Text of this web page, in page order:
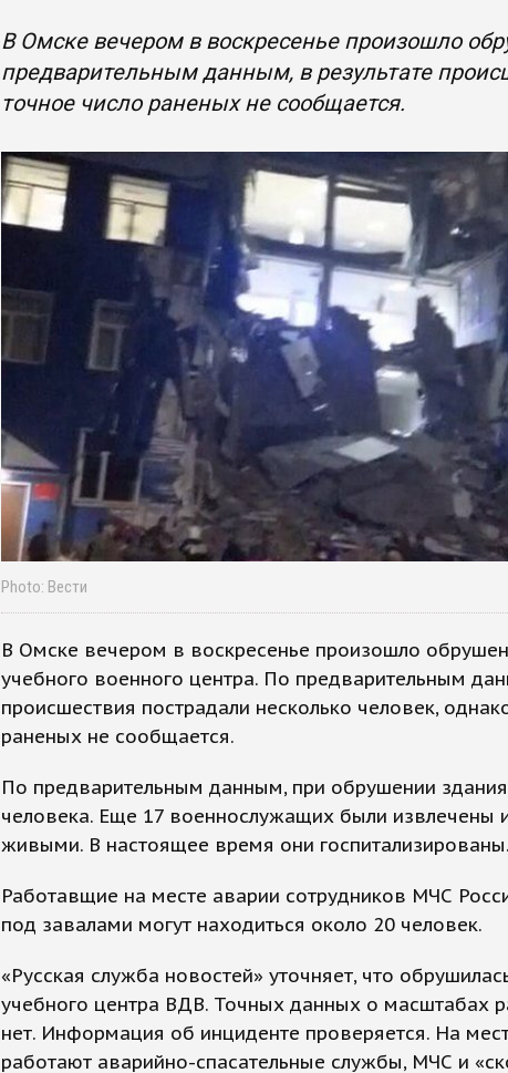
В Омске вечером в воскресенье произошло
предварительным данным, в результате
точное число раненых не сообщается.
Photo: Вести
В Омске вечером в воскресенье произошло
учебного военного центра. По предварительным
происшествия пострадали несколько человек,
раненых не сообщается.
По предварительным данным, при обрушении
человека. Еще 17 военнослужащих были извлечены
живыми. В настоящее время они госпитализированы.
Работавщие на месте аварии сотрудников МЧС
под завалами могут находиться около 20 человек.
«Русская служба новостей» уточняет, что
учебного центра ВДВ. Точных данных о масштабах
нет. Информация об инциденте проверяется. На
работают аварийно-спасательные службы, МЧС и